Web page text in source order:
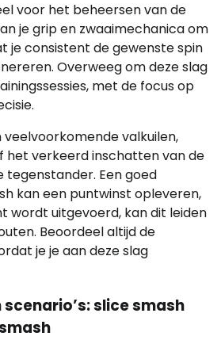
voor het beheersen van de
je grip en zwaaimechanica om
je consistent de gewenste spin
Overweeg om deze slag
met de focus op
veelvoorkomende valkuilen,
het verkeerd inschatten van de
tegenstander. Een goed
kan een puntwinst opleveren,
wordt uitgevoerd, kan dit leiden
Beoordeel altijd de
je je aan deze slag
slice smash